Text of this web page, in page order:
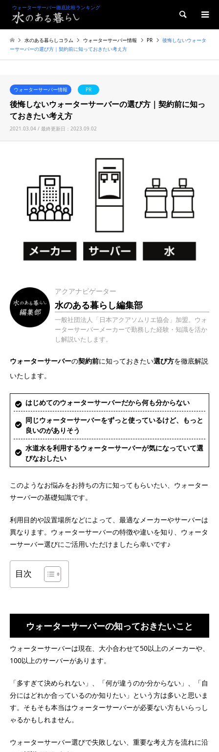
ウォーターサーバー徹底比較ランキング
検索
水のある暮らしコラム ウォーターサーバー情報 PR
後悔しないウォータ
ーサーバーの選び方｜契約前に知っておきたい考え方
ウォーターサーバー情報 PR
後悔しないウォーターサーバーの選び方｜契約前に知っ
ておきたい考え方
2021.03.04 / 最終更新日：2023.09.02
アクアナビゲーター
水のある暮らし編集部
一般社団法人「日本アクアソムリエ協会」加盟。ウォ
ーターサーバーメーカーで勤務した経験・知識を活か
し解説いたします。
ウォーターサーバーの契約前に知っておきたい選び方を徹底解説
いたします。
はじめてのウォーターサーバーだから何も分からない
同じウォーターサーバーをずっと使っているけど、もっと
良いのがありそう
水道水を利用するウォーターサーバーが気になっていて選
びなおしたい
このようなお悩みをお持ちの方に知ってもらいたい、ウォーター
サーバーの基礎知識です。
利用目的や設置場所などによって、最適なメーカーやサーバーは
異なります。ウォーターサーバーの特徴や違いを知り、ウォータ
ーサーバー選びにご活用いただけましたら幸いです♪
目次
ウォーターサーバーの知っておきたいこと
ウォーターサーバーは現在、大小合わせて50以上のメーカーや、
100以上のサーバーがあります。
「多すぎて決められない」、「何が違うのか分からない」、「自
分にはどれか合っているのか知りたい」という方は多いと思いま
す。そもそも本当はウォーターサーバーが必要ない方もいらっし
ゃるかもしれません。
ウォーターサーバー選びで失敗しない、重要な考え方を流れに沿